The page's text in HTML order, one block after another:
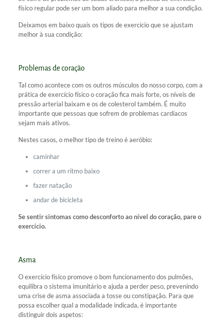
físico regular pode ser um bom aliado para melhor a sua condição.
Deixamos em baixo quais os tipos de exercício que se ajustam
melhor à sua condição:
Problemas de coração
Tal como acontece com os outros músculos do nosso corpo, com a
prática de exercício físico o coração fica mais forte, os níveis de
pressão arterial baixam e os de colesterol também. É muito
importante que pessoas que sofrem de problemas cardíacos
sejam mais ativos.
Nestes casos, o melhor tipo de treino é aeróbio:
caminhar
correr a um ritmo baixo
fazer natação
andar de bicicleta
Se sentir sintomas como desconforto ao nível do coração, pare o
exercício.
Asma
O exercício físico promove o bom funcionamento dos pulmões,
equilibra o sistema imunitário e ajuda a perder peso, prevenindo
uma crise de asma associada a tosse ou constipação. Para que
possa escolher qual a modalidade indicada, é importante
distinguir dois aspetos: